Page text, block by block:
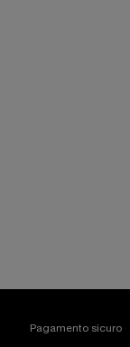
Pagamento sicuro